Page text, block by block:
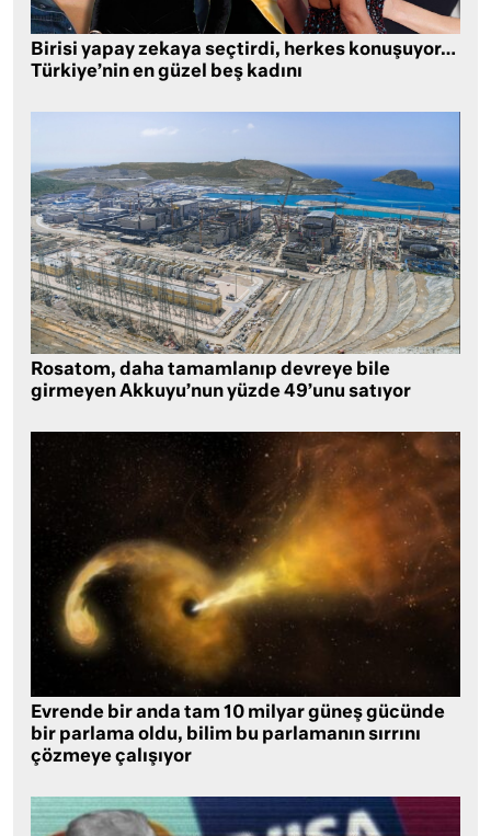
Birisi yapay zekaya seçtirdi, herkes konuşuyor…
Türkiye’nin en güzel beş kadını
Rosatom, daha tamamlanıp devreye bile
girmeyen Akkuyu’nun yüzde 49’unu satıyor
Evrende bir anda tam 10 milyar güneş gücünde
bir parlama oldu, bilim bu parlamanın sırrını
çözmeye çalışıyor